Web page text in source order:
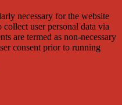
necessary for the website
user personal data via
are termed as non-necessary
consent prior to running